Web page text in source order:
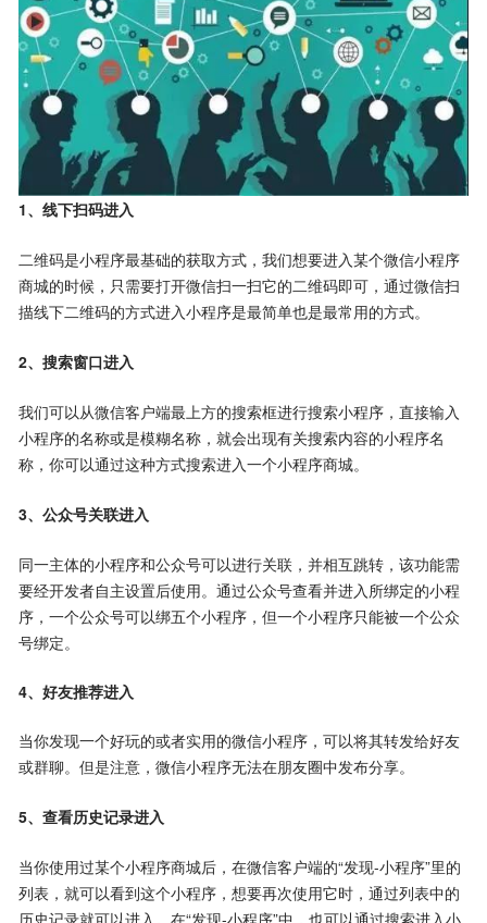
1、线下扫码进入
二维码是小程序最基础的获取方式，我们想要进入某个微信小程序
商城的时候，只需要打开微信扫一扫它的二维码即可，通过微信扫
描线下二维码的方式进入小程序是最简单也是最常用的方式。
2、搜索窗口进入
我们可以从微信客户端最上方的搜索框进行搜索小程序，直接输入
小程序的名称或是模糊名称，就会出现有关搜索内容的小程序名
称，你可以通过这种方式搜索进入一个小程序商城。
3、公众号关联进入
同一主体的小程序和公众号可以进行关联，并相互跳转，该功能需
要经开发者自主设置后使用。通过公众号查看并进入所绑定的小程
序，一个公众号可以绑五个小程序，但一个小程序只能被一个公众
号绑定。
4、好友推荐进入
当你发现一个好玩的或者实用的微信小程序，可以将其转发给好友
或群聊。但是注意，微信小程序无法在朋友圈中发布分享。
5、查看历史记录进入
当你使用过某个小程序商城后，在微信客户端的“发现-小程序”里的
列表，就可以看到这个小程序，想要再次使用它时，通过列表中的